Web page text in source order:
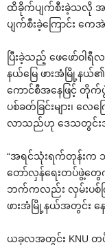
ထိခိုက်ပျက်စီးခဲ့သလို အ
ပျက်စီးခဲ့ကြောင်း က
ပြီးခဲ့သည့် ဖေဖော်ဝါ
နယ်မြေ ဖားအံမြို့နယ်
ကောင်စီအနေဖြင့် တိုက်ပွဲ
ပစ်ခတ်ခြင်းများ၊ လ
လာသည်ဟု ဒေသတွင်းအ
“အရင်သုံးရက်တုန်းက
တော်လှန်ရေးတပ်ဖွဲ့တွ
ဘက်ကလည်း လှမ်းပစ်က
ဖားအံမြို့နယ်အတွင်း
ယခုလအတွင်း KNU တ